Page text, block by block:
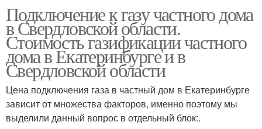
Подключение к газу частного дома
в Свердловской области.
Стоимость газификации частного
дома в Екатеринбурге и в
Свердловской области
Цена подключения газа в частный дом в Екатеринбурге
зависит от множества факторов, именно поэтому мы
выделили данный вопрос в отдельный блок:.